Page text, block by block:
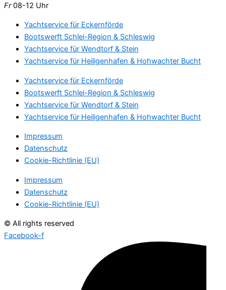
Fr08-12 Uhr
Yachtservice für Eckernförde
Bootswerft Schlei-Region & Schleswig
Yachtservice für Wendtorf & Stein
Yachtservice für Heiligenhafen & Hohwachter Bucht
Yachtservice für Eckernförde
Bootswerft Schlei-Region & Schleswig
Yachtservice für Wendtorf & Stein
Yachtservice für Heiligenhafen & Hohwachter Bucht
Impressum
Datenschutz
Cookie-Richtlinie (EU)
Impressum
Datenschutz
Cookie-Richtlinie (EU)
© All rights reserved
Facebook-f